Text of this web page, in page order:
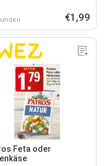
€1,99
Feta oder